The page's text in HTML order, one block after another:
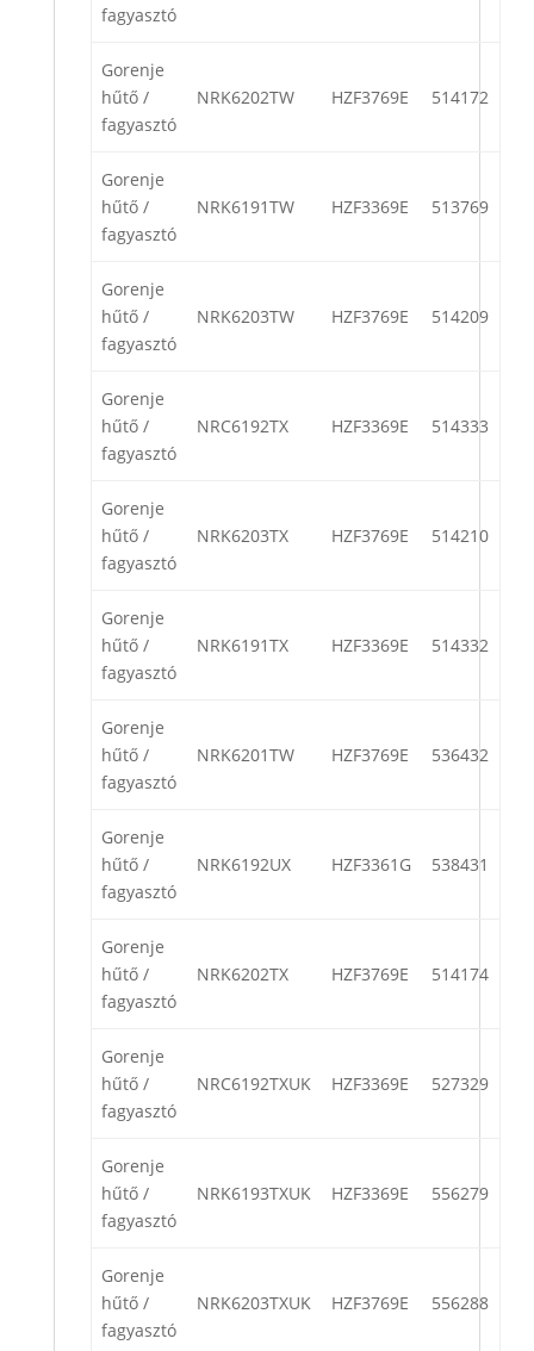
fagyasztó
Gorenje
hűtő /
fagyasztó
NRK6202TW HZF3769E 514172
Gorenje
hűtő /
fagyasztó
NRK6191TW HZF3369E 513769
Gorenje
hűtő /
fagyasztó
NRK6203TW HZF3769E 514209
Gorenje
hűtő /
fagyasztó
NRC6192TX HZF3369E 514333
Gorenje
hűtő /
fagyasztó
NRK6203TX HZF3769E 514210
Gorenje
hűtő /
fagyasztó
NRK6191TX HZF3369E 514332
Gorenje
hűtő /
fagyasztó
NRK6201TW HZF3769E 536432
Gorenje
hűtő /
fagyasztó
NRK6192UX HZF3361G 538431
Gorenje
hűtő /
fagyasztó
NRK6202TX HZF3769E 514174
Gorenje
hűtő /
fagyasztó
NRC6192TXUK HZF3369E 527329
Gorenje
hűtő /
fagyasztó
NRK6193TXUK HZF3369E 556279
Gorenje
hűtő /
fagyasztó
NRK6203TXUK HZF3769E 556288